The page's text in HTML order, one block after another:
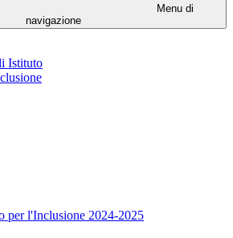
Menu di
navigazione
Istituto
per l'Inclusione 2024-2025